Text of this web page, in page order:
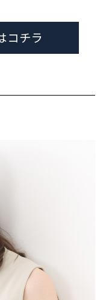
コチラ